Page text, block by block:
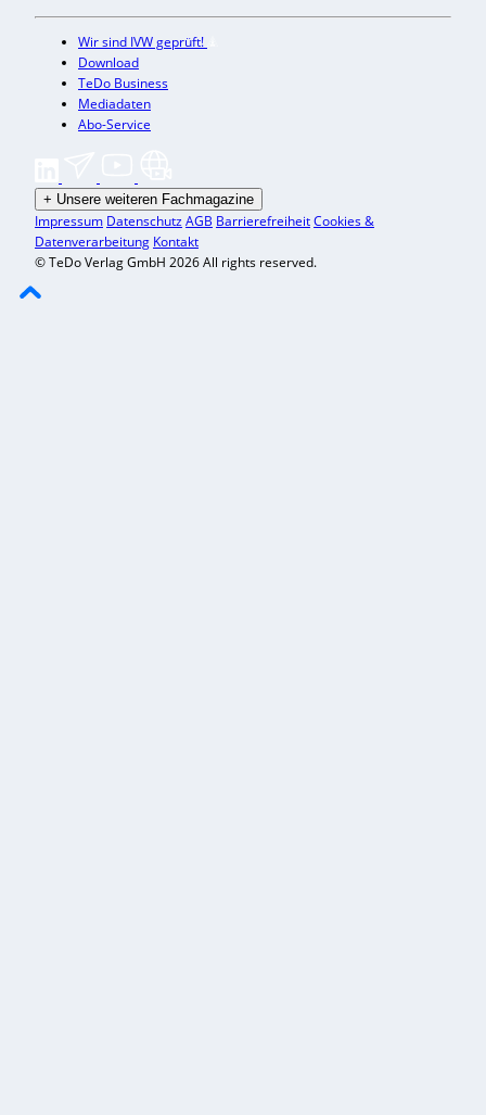
Wir sind IVW geprüft!
Download
TeDo Business
Mediadaten
Abo-Service
+ Unsere weiteren Fachmagazine
Impressum DatenschutzAGB BarrierefreiheitCookies &
Datenverarbeitung Kontakt
© TeDo Verlag GmbH 2026 All rights reserved.